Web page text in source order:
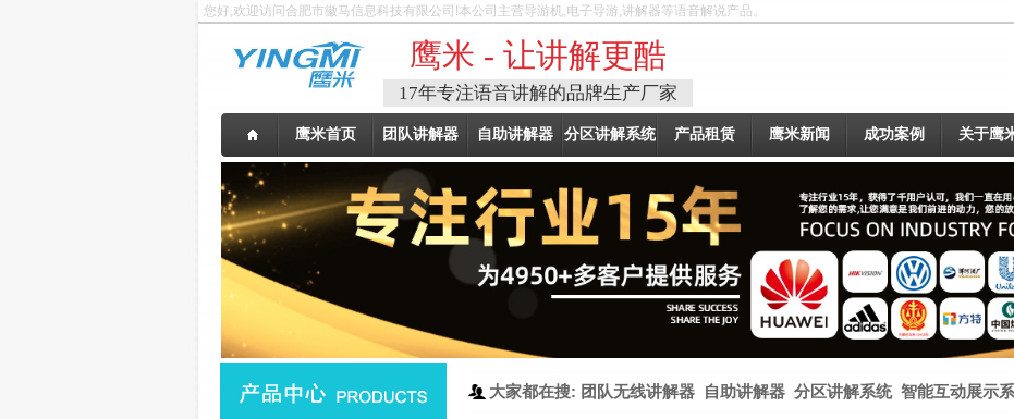
您好,欢迎访问合肥市徽马信息科技有限公司!本公司主营导游机,电子导游,讲解器等语音解说产品。
鹰米 - 让讲解更酷
17年专注语音讲解的品牌生产厂家
鹰米首页 团队讲解器 自助讲解器 分区讲解系统 产品租赁 鹰米新闻 成功案例 关于鹰
大家都在搜: 团队无线讲解器 自助讲解器 分区讲解系统 智能互动展示